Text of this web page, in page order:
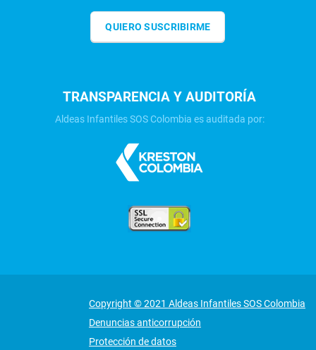
QUIERO SUSCRIBIRME
TRANSPARENCIA Y AUDITORÍA
Aldeas Infantiles SOS Colombia es auditada por:
Copyright © 2021 Aldeas Infantiles SOS Colombia
Denuncias anticorrupción
Protección de datos